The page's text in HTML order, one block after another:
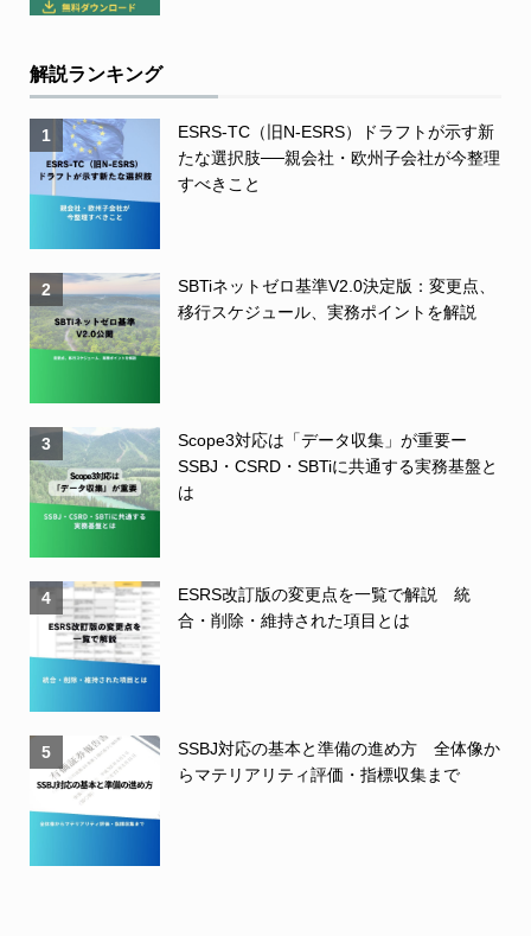
解説ランキング
1
ESRS-TC（旧N-ESRS）ドラフトが示す新
たな選択肢──親会社・欧州子会社が今整理
すべきこと
2
SBTiネットゼロ基準V2.0決定版：変更点、
移行スケジュール、実務ポイントを解説
3
Scope3対応は「データ収集」が重要ー
SSBJ・CSRD・SBTiに共通する実務基盤と
は
4
ESRS改訂版の変更点を一覧で解説 統
合・削除・維持された項目とは
5
SSBJ対応の基本と準備の進め方 全体像か
らマテリアリティ評価・指標収集まで